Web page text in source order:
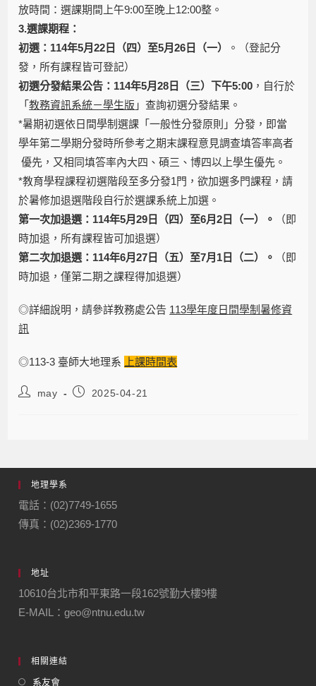
放時間：選課期間上午9:00至晚上12:00整。
3.選課期程：
初選：114年5月22日（四）至5月26日（一）
。（登記分
發，所有課程皆可登記）
初選分發結果公告：114年5月28日（三）下午5:00 ，自行於
「教務資訊系統－學生版 」查詢初選分發結果。
*暑期初選依日間學制選課「一般性分發原則」分發，即當
學年第二學期分發時所參考之期末課程意見調查填答率高者
優先，又相同填答率內大四、碩三、博四以上學生優先。
*教育學程課程初選階段至多分發1門，欲加選多門課程，請
於暑修加退選階段自行於選課系統上加選。
第一次加退選：114年5月29日（四）至6月2日（一）。
（即
時加退，所有課程皆可加退選）
第二次加退選：114年6月27日（五）至7月1日（二）。
（即
時加退，僅第二期之課程得加退選）
◎詳細說明，請參詳教務處公告 113學年度日間學制暑修資
訊
◎113-3 臺師大地理系 上課時間表
may 2025-04-21
地理學系
電話：(02)7749-1655
傳真：(02)2369-1770
地址
10610台北市和平東路一段162號勤大樓9樓
E-MAIL：geo@ntnu.edu.tw
相關連結
系友會